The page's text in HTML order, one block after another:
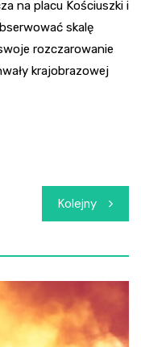
na placu Kościuszki i
skalę
rozczarowanie
krajobrazowej
Kolejny